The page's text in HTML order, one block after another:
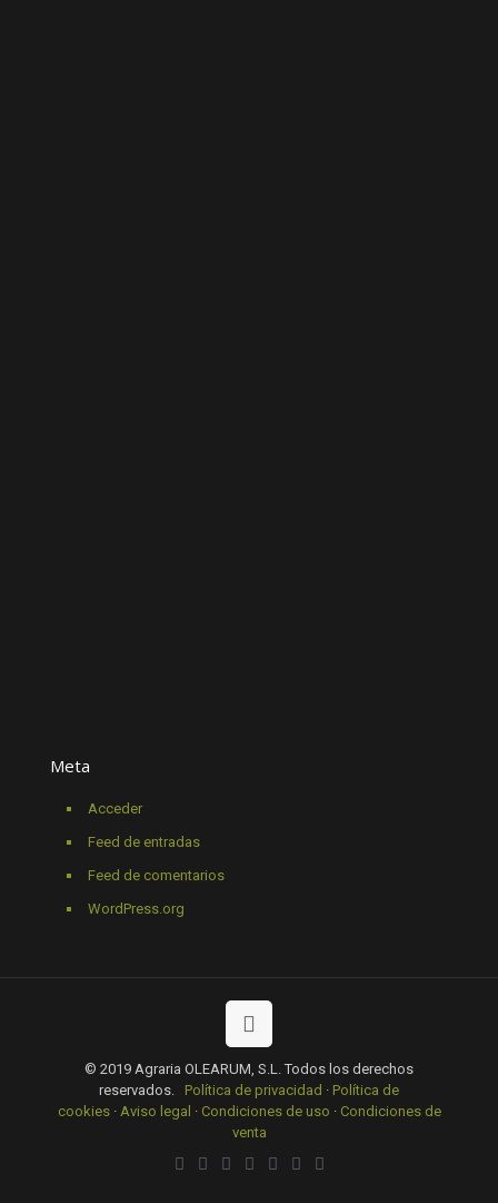
Meta
Acceder
Feed de entradas
Feed de comentarios
WordPress.org
© 2019 Agraria OLEARUM, S.L. Todos los derechos
reservados. Política de privacidad · Política de
cookies· Aviso legal · Condiciones de uso · Condiciones de
venta